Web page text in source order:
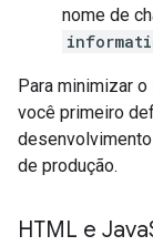
nome de
Para minimizar
você primeiro
de produção.
HTML e Java